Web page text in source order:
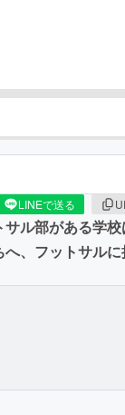
LINEで送る
ル部がある学
、フットサル